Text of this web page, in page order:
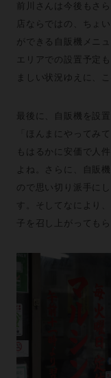
前川さんは今後もさ
店ならではの、ちょ
ができる自販機メニ
エリアでの設置予定
ましい状況ゆえに、
最後に、自販機を設
「ほんまにやってみ
もはるかに安価で人
よね。さらに、自販
ので思い切り派手に
す。そしてなにより
子を召し上がっても